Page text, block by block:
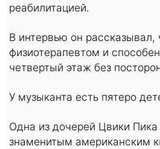
реабилитацией.
В интервью он рассказывал,
физиотерапевтом и
четвертый этаж без
У музыканта есть пятеро
Одна из дочерей Цвики
знаменитым американским